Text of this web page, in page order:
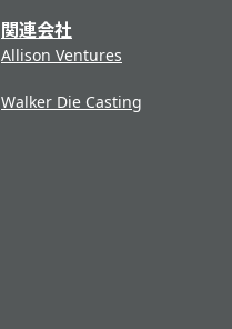
関連会社
Allison Ventures
Walker Die Casting